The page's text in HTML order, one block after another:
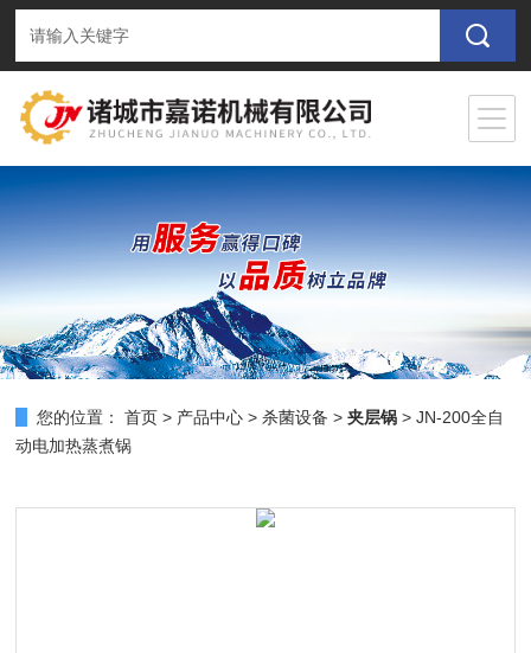
您的位置： 首页 > 产品中心 >杀菌设备 >夹层锅 > JN-200全自
动电加热蒸煮锅